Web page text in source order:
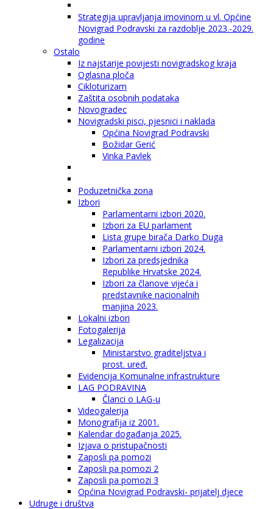
Strategija upravljanja imovinom u vl. Općine
Novigrad Podravski za razdoblje 2023.-2029.
godine
Ostalo
Iz najstarije povijesti novigradskog kraja
Oglasna ploča
Cikloturizam
Zaštita osobnih podataka
Novogradec
Novigradski pisci, pjesnici i naklada
Općina Novigrad Podravski
Božidar Gerić
Vinka Pavlek
Poduzetnička zona
Izbori
Parlamentarni izbori 2020.
Izbori za EU parlament
Lista grupe birača Darko Duga
Parlamentarni izbori 2024.
Izbori za predsjednika
Republike Hrvatske 2024.
Izbori za članove vijeća i
predstavnike nacionalnih
manjina 2023.
Lokalni izbori
Fotogalerija
Legalizacija
Ministarstvo graditeljstva i
prost. uređ.
Evidencija Komunalne infrastrukture
LAG PODRAVINA
Članci o LAG-u
Videogalerija
Monografija iz 2001.
Kalendar događanja 2025.
Izjava o pristupačnosti
Zaposli pa pomozi
Zaposli pa pomozi 2
Zaposli pa pomozi 3
Općina Novigrad Podravski- prijatelj djece
Udruge i društva